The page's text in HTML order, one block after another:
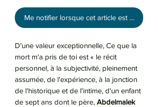
Me notifier lorsque cet article est disponible
D'une valeur exceptionnelle, Ce que la
mort m'a pris de toi est « le récit
personnel, à la subjectivité, pleinement
assumée, de l'expérience, à la jonction
de l'historique et de l'intime, d'un enfant
de sept ans dont le père, Abdelmalek